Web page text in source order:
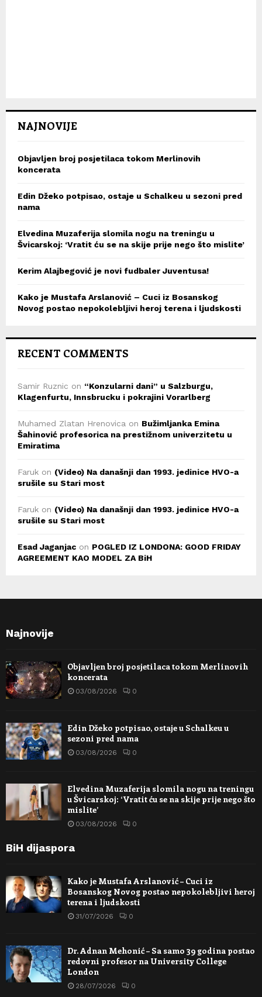
NAJNOVIJE
Objavljen broj posjetilaca tokom Merlinovih
koncerata
Edin Džeko potpisao, ostaje u Schalkeu u sezoni pred
nama
Elvedina Muzaferija slomila nogu na treningu u
Švicarskoj: ‘Vratit ću se na skije prije nego što mislite’
Kerim Alajbegović je novi fudbaler Juventusa!
Kako je Mustafa Arslanović – Cuci iz Bosanskog
Novog postao nepokolebljivi heroj terena i ljudskosti
RECENT COMMENTS
Samir Ruznic on “Konzularni dani” u Salzburgu,
Klagenfurtu, Innsbrucku i pokrajini Vorarlberg
Muhamed Zlatan Hrenovica on Bužimljanka Emina
Šahinović profesorica na prestižnom univerzitetu u
Emiratima
Faruk on (Video) Na današnji dan 1993. jedinice HVO-a
srušile su Stari most
Faruk on (Video) Na današnji dan 1993. jedinice HVO-a
srušile su Stari most
Esad Jaganjac on POGLED IZ LONDONA: GOOD FRIDAY
AGREEMENT KAO MODEL ZA BiH
Najnovije
Objavljen broj posjetilaca tokom Merlinovih
koncerata
03/08/2026 0
Edin Džeko potpisao, ostaje u Schalkeu u
sezoni pred nama
03/08/2026 0
Elvedina Muzaferija slomila nogu na treningu
u Švicarskoj: ‘Vratit ću se na skije prije nego što
mislite’
03/08/2026 0
BiH dijaspora
Kako je Mustafa Arslanović – Cuci iz
Bosanskog Novog postao nepokolebljivi heroj
terena i ljudskosti
31/07/2026 0
Dr. Adnan Mehonić – Sa samo 39 godina postao
redovni profesor na University College
London
28/07/2026 0